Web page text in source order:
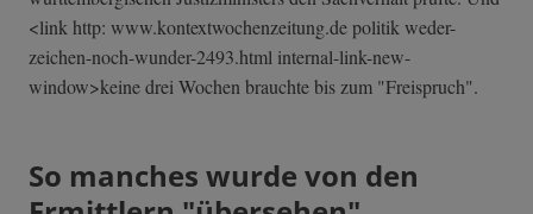
<link http: www.kontextwochenzeitung.de politik weder-
zeichen-n­och-wunder-2493­.html internal-link-n­ew-
window>keine drei Wochen brauchte bis zum "Freispruch".
So manches wurde von den